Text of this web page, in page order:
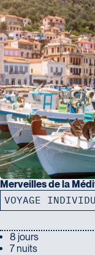
Merveilles de la
VOYAGE
8 jours
7 nuits